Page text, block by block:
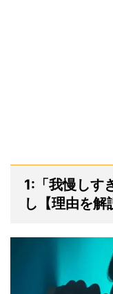
1:「我慢しす
し【理由を解